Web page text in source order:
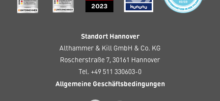
Standort Hannover
Althammer & Kill GmbH & Co. KG
Roscherstraße 7, 30161 Hannover
Tel. +49 511 330603-0
Allgemeine Geschäftsbedingungen